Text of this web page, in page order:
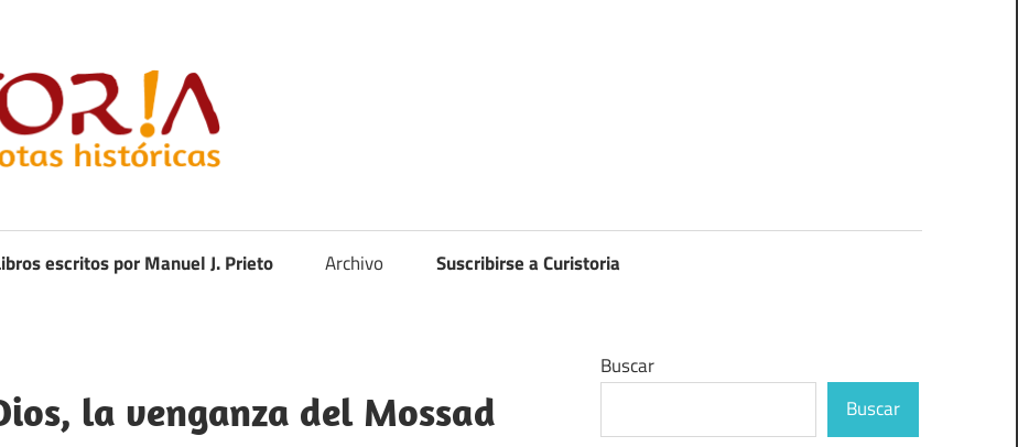
escritos por Manuel J. Prieto Archivo Suscribirse a Curistoria
la venganza del Mossad
Buscar
Buscar